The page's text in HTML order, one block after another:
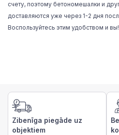
счету, поэтому бетономешалки и
доставляются уже через 1-2 дня
Воспользуйтесь этим удобством и вы!
Zibenīga piegāde uz
objektiem